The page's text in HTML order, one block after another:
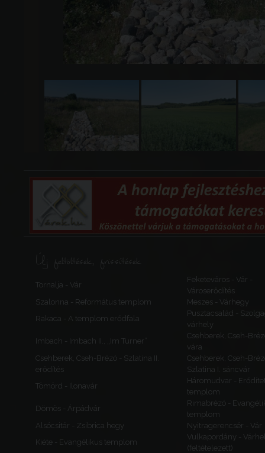
Új feltöltések, frissítések
Tornalja - Vár
Feketeváros - Vár -
Városerődítés
Szalonna - Református templom
Meszes - Várhegy
Rakaca - A templom erődfala
Pusztacsalád -
várhely
Imbach - Imbach II., „Im Turner”
Csehberek, Cseh-
vára
Csehberek, Cseh-Brézó - Szlatina II.
erődítés
Csehberek, Cseh-
Szlatina I. sáncvár
Tömörd - Ilonavár
Háromudvar -
templom
Dömös - Árpádvár
Rimabrézó -
templom
Alsócsitár - Zsibrica hegy
Nyitragerencsér - Vár
Kiéte - Evangélikus templom
Vulkapordány -
(feltételezett)